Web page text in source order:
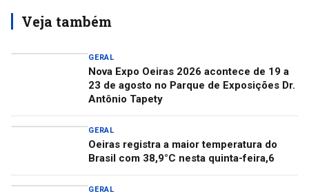
Veja também
GERAL
Nova Expo Oeiras 2026 acontece de 19 a
23 de agosto no Parque de Exposições Dr.
Antônio Tapety
GERAL
Oeiras registra a maior temperatura do
Brasil com 38,9°C nesta quinta-feira,6
GERAL